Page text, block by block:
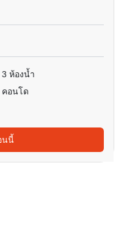
3 ห้องน้ำ
คอนโด
นนี้